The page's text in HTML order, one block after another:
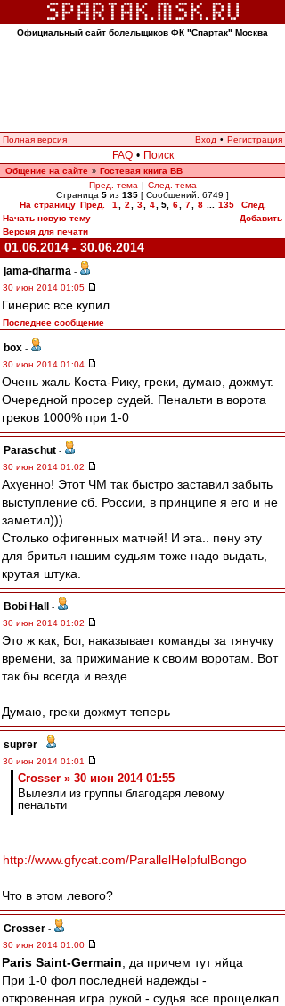
Официальный сайт болельщиков ФК "Спартак" Москва
Полная версия Вход • Регистрация
FAQ • Поиск
Общение на сайте » Гостевая книга ВВ
Пред. тема | След. тема
Страница 5 из 135 [ Сообщений: 6749 ]
На страницу Пред. 1 2 3 4 5, 6 7 8 135
След.
Начать новую тему
Добавить
Версия для печати
01.06.2014 - 30.06.2014
jama-dharma -
30 июн 2014 01:05
Гинерис все купил
Последнее сообщение
box -
30 июн 2014 01:04
Очень жаль Коста-Рику, греки, думаю, дожмут.
Очередной просер судей. Пенальти в ворота
греков 1000% при 1-0
Paraschut -
30 июн 2014 01:02
Ахуенно! Этот ЧМ так быстро заставил забыть
выступление сб. России, в принципе я его и не
заметил)))
Столько офигенных матчей! И эта.. пену эту
для бритья нашим судьям тоже надо выдать,
крутая штука.
Bobi Hall
-
30 июн 2014 01:02
Это ж как, Бог, наказывает команды за тянучку
времени, за прижимание к своим воротам. Вот
так бы всегда и везде...
Думаю, греки дожмут теперь
suprer -
30 июн 2014 01:01
Crosser » 30 июн 2014 01:55
Вылезли из группы благодаря левому
пенальти
http://www.gfycat.com/ParallelHelpfulBongo
Что в этом левого?
Crosser -
30 июн 2014 01:00
Paris Saint-Germain , да причем тут яйца
При 1-0 фол последней надежды -
откровенная игра рукой - судья все прощелкал